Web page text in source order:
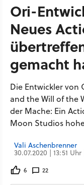
Ori-
Neues
gemacht
Die Entwickler von
and the Will of the
der Mache: Ein
Moon Studios
Vali Aschenbrenner
30.07.2020 | 13:51
6 22